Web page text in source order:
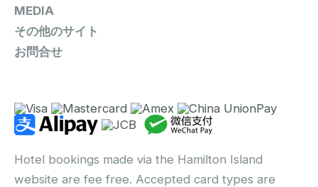
MEDIA
その他のサイト
お問合せ
Hotel bookings made via the Hamilton Island
website are fee free. Accepted card types are